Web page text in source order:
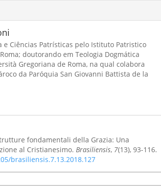
e Ciências Patrísticas pelo Istituto Patristico
doutorando em Teologia Dogmática
Gregoriana de Roma, na qual colabora
da Paróquia San Giovanni Battista de la
fondamentali della Grazia: Una
al Cristianesimo. Brasiliensis, 7(13), 93-116.
brasiliensis.7.13.2018.127